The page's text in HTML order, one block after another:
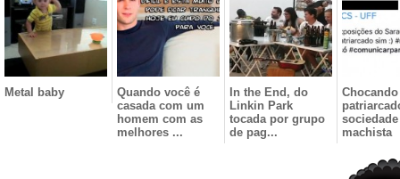
Metal baby
Quando você é
casada com um
homem com as
melhores ...
In the End, do
Linkin Park
tocada por grupo
de pag...
sociedade
machista